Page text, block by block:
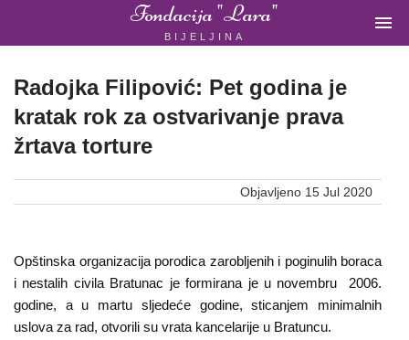
Fondacija "Lara"
BIJELJINA

ORGANIZACIJA
"Lara"
Bijeljina
Radojka Filipović: Pet godina je
kratak rok za ostvarivanje prava
žrtava torture
Objavljeno 15 Jul 2020
Opštinska organizacija porodica zarobljenih i poginulih boraca
i nestalih civila Bratunac je formirana je u novembru 2006.
godine, a u martu sljedeće godine, sticanjem minimalnih
uslova za rad, otvorili su vrata kancelarije u Bratuncu.